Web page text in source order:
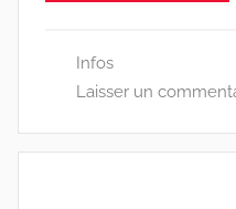
0
Infos
Laisser un